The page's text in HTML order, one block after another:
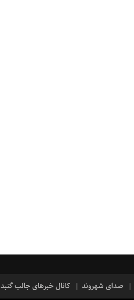
صدای شهروند کانال خبرهای جالب گنبد